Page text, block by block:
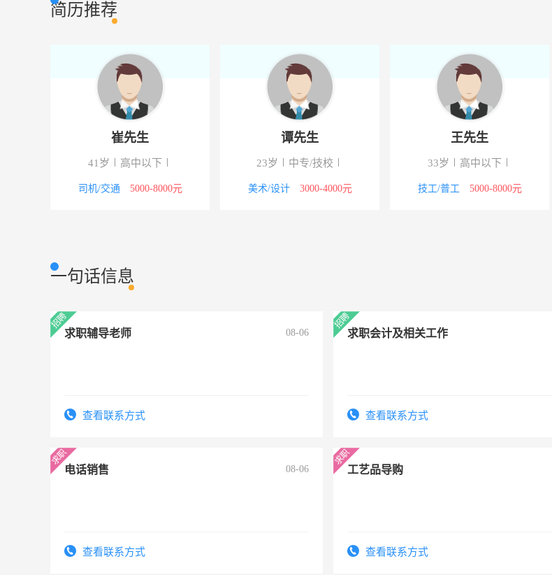
行政文员 市场营销
客服人员 市场营销 武汉炎培教育咨询有限公司
其它类型 荆州市楚鑫物流配送有限公司
软件工程师 其它类型 荆州市明德科技有限公司
信息员 其它类型 湖北省荆州市人文荆州杂志社 -湖北江陵
简历推荐
崔先生
41岁 高中以下
司机/交通 5000-8000元
谭先生
23岁 中专/技校
美术/设计 3000-4000元
王先生
33岁 高中以下
技工/普工 5000-8000元
一句话信息
求职辅导老师 08-06
查看联系方式
求职会计及相关工作
查看联系方式
电话销售 08-06
查看联系方式
工艺品导购
查看联系方式